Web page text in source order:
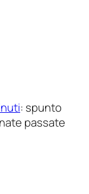
: spunto
passate